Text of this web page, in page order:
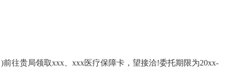
往贵局领取xxx、xxx医疗保障卡，望接洽!委托期限为20xx-